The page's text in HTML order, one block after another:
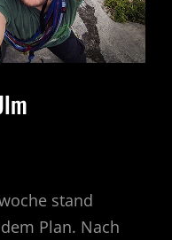
stand
Plan. Nach